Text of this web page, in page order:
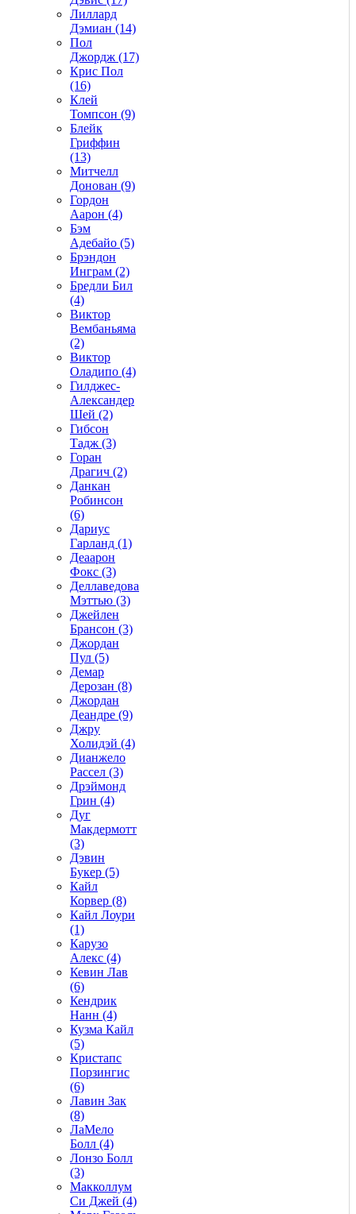
Лиллард
Дэмиан (14)
Пол
Джордж (17)
Крис Пол
(16)
Клей
Томпсон (9)
Блейк
Гриффин
(13)
Митчелл
Донован (9)
Гордон
Аарон (4)
Бэм
Адебайо (5)
Брэндон
Инграм (2)
Бредли Бил
(4)
Виктор
Вембаньяма
(2)
Виктор
Оладипо (4)
Гилджес-
Александер
Шей (2)
Гибсон
Тадж (3)
Горан
Драгич (2)
Данкан
Робинсон
(6)
Дариус
Гарланд (1)
Деаарон
Фокс (3)
Деллаведова
Мэттью (3)
Джейлен
Брансон (3)
Джордан
Пул (5)
Демар
Дерозан (8)
Джордан
Деандре (9)
Джру
Холидэй (4)
Дианжело
Рассел (3)
Дрэймонд
Грин (4)
Дуг
Макдермотт
(3)
Дэвин
Букер (5)
Кайл
Корвер (8)
Кайл Лоури
(1)
Карузо
Алекс (4)
Кевин Лав
(6)
Кендрик
Нанн (4)
Кузма Кайл
(5)
Кристапс
Порзингис
(6)
Лавин Зак
(8)
ЛаМело
Болл (4)
Лонзо Болл
(3)
Макколлум
Си Джей (4)